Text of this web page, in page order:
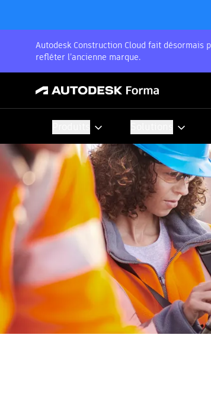
Autodesk Construction Cloud fait désormais
refléter l’ancienne marque.